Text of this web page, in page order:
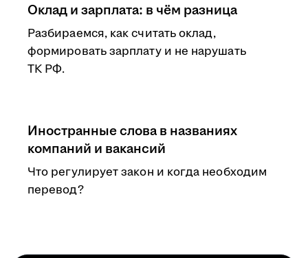
Оклад и зарплата: в чём разница
Разбираемся, как считать оклад,
формировать зарплату и не нарушать
ТК РФ.
Иностранные слова в названиях
компаний и вакансий
Что регулирует закон и когда необходим
перевод?